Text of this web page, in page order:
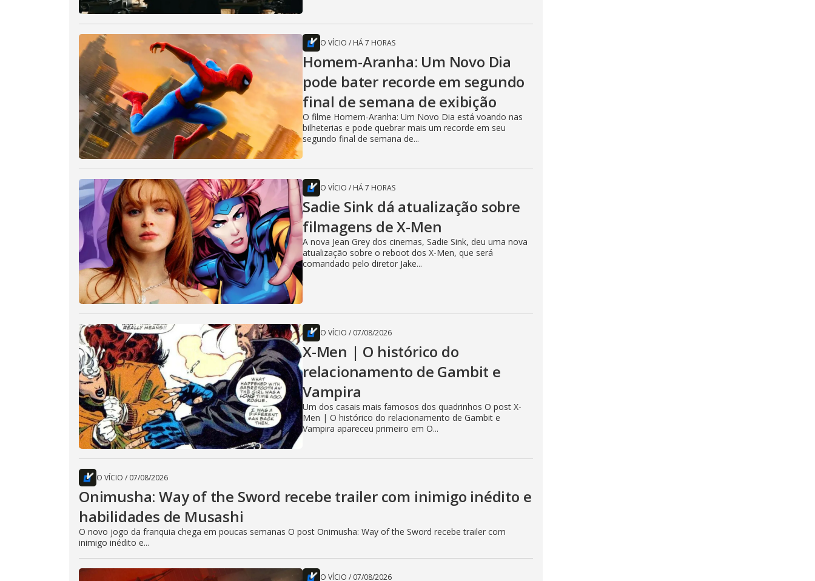
O VÍCIO / HÁ 7 HORAS
Homem-Aranha: Um Novo Dia
pode bater recorde em segundo
final de semana de exibição
O filme Homem-Aranha: Um Novo Dia está voando nas
bilheterias e pode quebrar mais um recorde em seu
segundo final de semana de...
O VÍCIO / HÁ 7 HORAS
Sadie Sink dá atualização sobre
filmagens de X-Men
A nova Jean Grey dos cinemas, Sadie Sink, deu uma nova
atualização sobre o reboot dos X-Men, que será
comandado pelo diretor Jake...
O VÍCIO / 07/08/2026
X-Men | O histórico do
relacionamento de Gambit e
Vampira
Um dos casais mais famosos dos quadrinhos O post X-
Men | O histórico do relacionamento de Gambit e
Vampira apareceu primeiro em O...
O VÍCIO / 07/08/2026
Onimusha: Way of the Sword recebe trailer com inimigo inédito e
habilidades de Musashi
O novo jogo da franquia chega em poucas semanas O post Onimusha: Way of the Sword recebe trailer com
inimigo inédito e...
O VÍCIO / 07/08/2026